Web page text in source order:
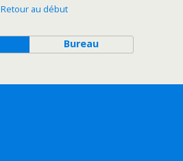
Retour au début
Bureau